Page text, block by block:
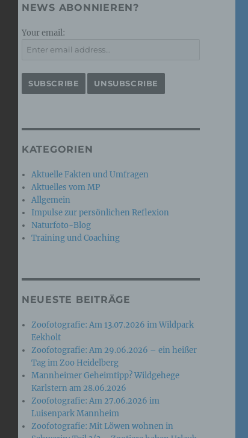
NEWS ABONNIEREN?
Your email:
KATEGORIEN
Aktuelle Fakten und Umfragen
Aktuelles vom MP
Allgemein
Impulse zur persönlichen Reflexion
Naturfoto-Blog
Training und Coaching
NEUESTE BEITRÄGE
Zoofotografie: Am 13.07.2026 im Wildpark
Eekholt
Zoofotografie: Am 29.06.2026 – ein heißer
Tag im Zoo Heidelberg
Mannheimer Geheimtipp? Wildgehege
Karlstern am 28.06.2026
Zoofotografie: Am 27.06.2026 im
Luisenpark Mannheim
Zoofotografie: Mit Löwen wohnen in